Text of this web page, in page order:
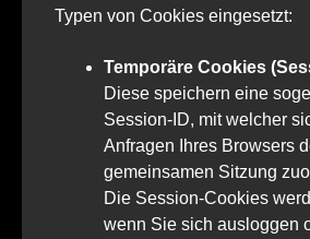
Typen von Cookies eingesetzt:
Temporäre Cookies
Diese speichern eine
Session-ID, mit welcher
Anfragen Ihres Browsers
gemeinsamen Sitzung
Die Session-Cookies
wenn Sie sich ausloggen